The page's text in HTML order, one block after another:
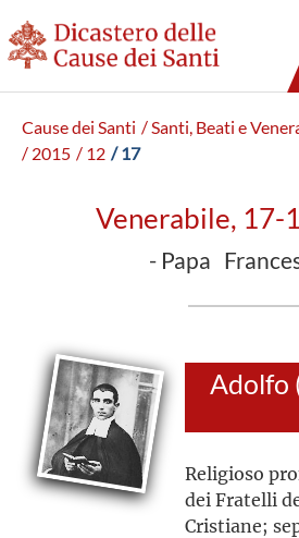
Cause dei Santi / Santi, Beati e
/ 2015 / 12 / 17
Venerabile, 17-
- Papa
Religioso
dei Fratelli
Cristiane;